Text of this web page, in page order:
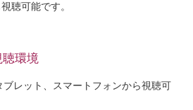
聴可能です。
聴環境
ブレット、スマートフォンから視聴可